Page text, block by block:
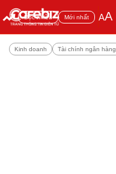
Đọc nhiều Mới nhất AA
Kinh doanh Tài chính ngân hàng